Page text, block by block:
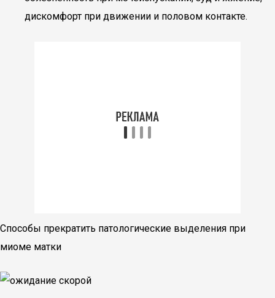
дискомфорт при движении и половом контакте.
Способы прекратить патологические выделения при
миоме матки